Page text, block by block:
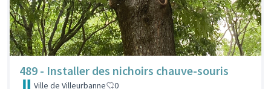
489 - Installer des nichoirs chauve-souris
Ville de Villeurbanne 0